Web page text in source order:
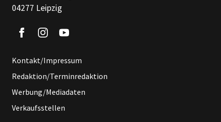
04277 Leipzig
Kontakt/Impressum
Redaktion/Terminredaktion
Werbung/Mediadaten
Verkaufsstellen